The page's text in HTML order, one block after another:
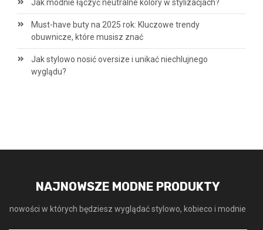
Jak modnie łączyć neutralne kolory w stylizacjach?
Must-have buty na 2025 rok: Kluczowe trendy
obuwnicze, które musisz znać
Jak stylowo nosić oversize i unikać niechlujnego
wyglądu?
NAJNOWSZE MODNE PRODUKTY
nowości w których będziesz wyglądać stylowo, kobieco i modnie